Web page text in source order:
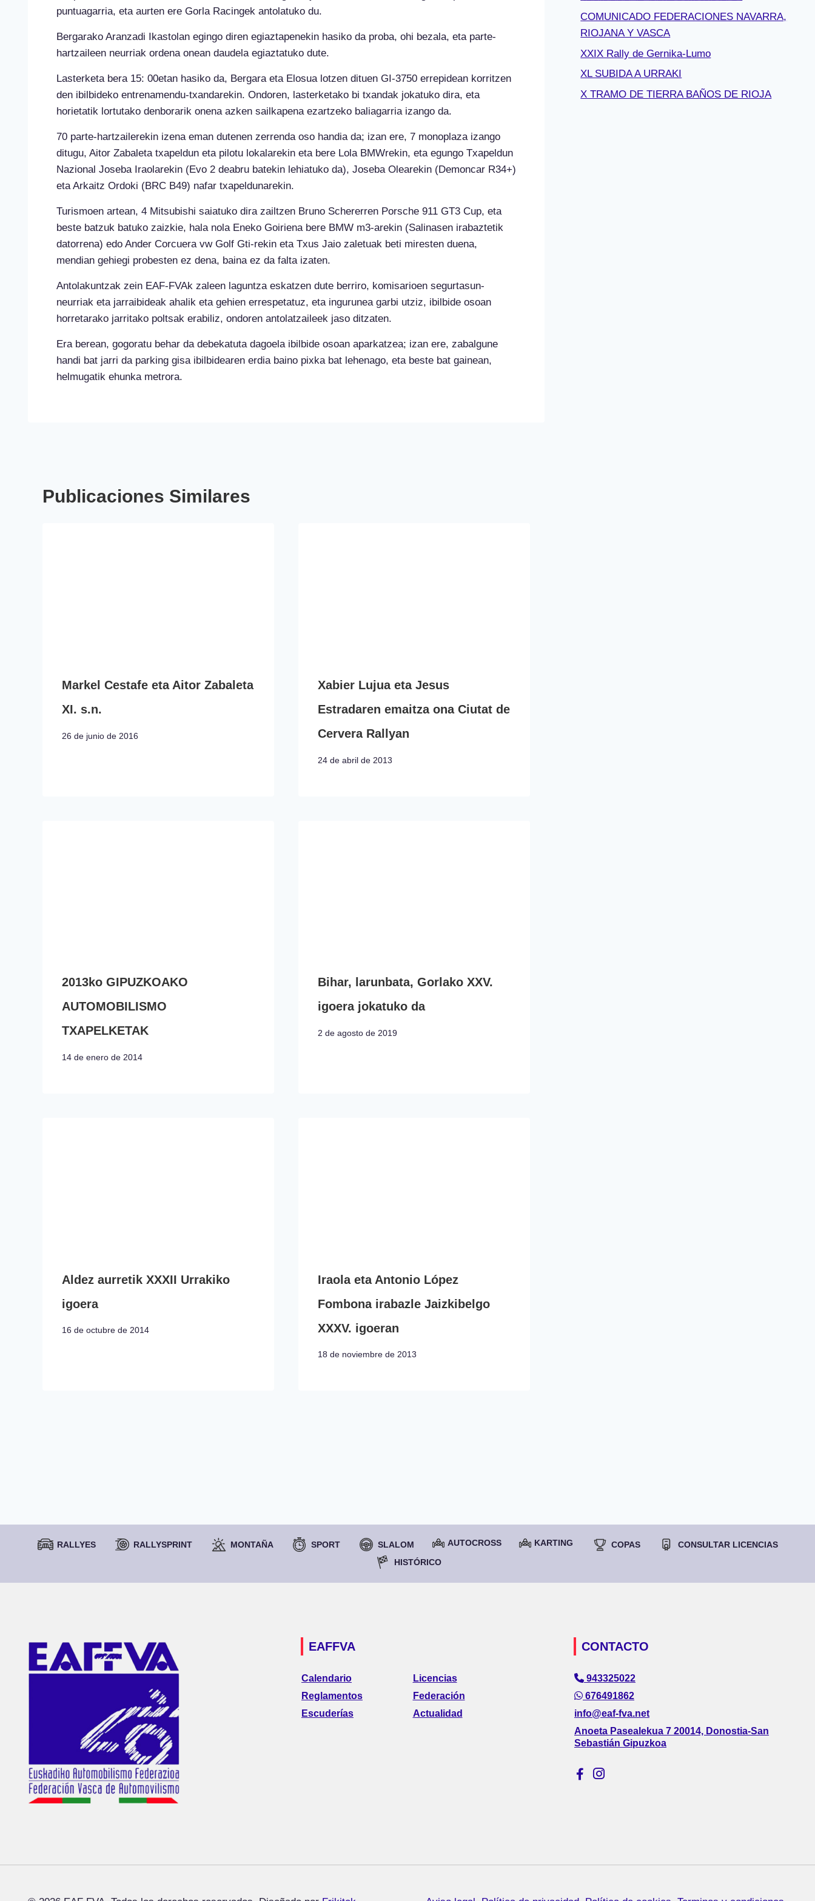
puntuagarria, eta aurten ere Gorla Racingek antolatuko du.
Bergarako Aranzadi Ikastolan egingo diren egiaztapenekin hasiko da proba, ohi bezala, eta parte-
hartzaileen neurriak ordena onean daudela egiaztatuko dute.
Lasterketa bera 15: 00etan hasiko da, Bergara eta Elosua lotzen dituen GI-3750 errepidean korritzen
den ibilbideko entrenamendu-txandarekin. Ondoren, lasterketako bi txandak jokatuko dira, eta
horietatik lortutako denborarik onena azken sailkapena ezartzeko baliagarria izango da.
70 parte-hartzailerekin izena eman dutenen zerrenda oso handia da; izan ere, 7 monoplaza izango
ditugu, Aitor Zabaleta txapeldun eta pilotu lokalarekin eta bere Lola BMWrekin, eta egungo Txapeldun
Nazional Joseba Iraolarekin (Evo 2 deabru batekin lehiatuko da), Joseba Olearekin (Demoncar R34+)
eta Arkaitz Ordoki (BRC B49) nafar txapeldunarekin.
Turismoen artean, 4 Mitsubishi saiatuko dira zailtzen Bruno Schererren Porsche 911 GT3 Cup, eta
beste batzuk batuko zaizkie, hala nola Eneko Goiriena bere BMW m3-arekin (Salinasen irabaztetik
datorrena) edo Ander Corcuera vw Golf Gti-rekin eta Txus Jaio zaletuak beti miresten duena,
mendian gehiegi probesten ez dena, baina ez da falta izaten.
Antolakuntzak zein EAF-FVAk zaleen laguntza eskatzen dute berriro, komisarioen segurtasun-
neurriak eta jarraibideak ahalik eta gehien errespetatuz, eta ingurunea garbi utziz, ibilbide osoan
horretarako jarritako poltsak erabiliz, ondoren antolatzaileek jaso ditzaten.
Era berean, gogoratu behar da debekatuta dagoela ibilbide osoan aparkatzea; izan ere, zabalgune
handi bat jarri da parking gisa ibilbidearen erdia baino pixka bat lehenago, eta beste bat gainean,
helmugatik ehunka metrora.
Publicaciones Similares
Markel Cestafe eta Aitor Zabaleta
XI. s.n.
26 de junio de 2016
Xabier Lujua eta Jesus
Estradaren emaitza ona Ciutat de
Cervera Rallyan
24 de abril de 2013
2013ko GIPUZKOAKO
AUTOMOBILISMO
TXAPELKETAK
14 de enero de 2014
Bihar, larunbata, Gorlako XXV.
igoera jokatuko da
2 de agosto de 2019
Aldez aurretik XXXII Urrakiko
igoera
16 de octubre de 2014
Iraola eta Antonio López
Fombona irabazle Jaizkibelgo
XXXV. igoeran
18 de noviembre de 2013
COMUNICADO FEDERACIONES NAVARRA,
RIOJANA Y VASCA
XXIX Rally de Gernika-Lumo
XL SUBIDA A URRAKI
X TRAMO DE TIERRA BAÑOS DE RIOJA
RALLYES RALLYSPRINT MONTAÑA SPORT SLALOM AUTOCROSS KARTING COPAS
CONSULTAR LICENCIAS
HISTÓRICO
EAFFVA
Calendario
Reglamentos
Escuderías
Licencias
Federación
Actualidad
CONTACTO
943325022
676491862
info@eaf-fva.net
Anoeta Pasealekua 7 20014, Donostia-San
Sebastián Gipuzkoa